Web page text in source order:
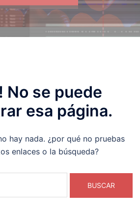
No se puede
esa página.
hay nada. ¿por qué no pruebas
enlaces o la búsqueda?